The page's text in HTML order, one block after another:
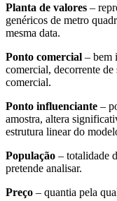
Planta de valores –
genéricos de metro
mesma data.
Ponto comercial – bem
comercial, decorrente
comercial.
Ponto influenciante –
amostra, altera
estrutura linear do
População – totalidade
pretende analisar.
Preço – quantia pela